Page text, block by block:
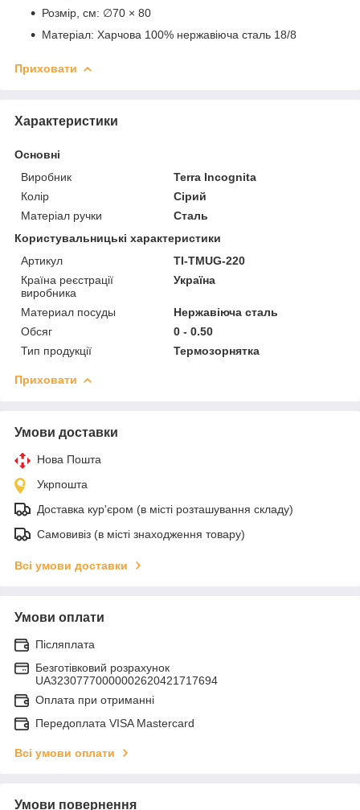
Розмір, см: ∅70 × 80
Матеріал: Харчова 100% нержавіюча сталь 18/8
Приховати
Характеристики
Основні
Виробник
Terra Incognita
Колір
Сірий
Матеріал ручки
Сталь
Користувальницькі характеристики
Артикул
TI-TMUG-220
Країна реєстрації
виробника
Україна
Материал посуды
Нержавіюча сталь
Обсяг
0 - 0.50
Тип продукції
Термозорнятка
Приховати
Умови доставки
Нова Пошта
Укрпошта
Доставка кур'єром (в місті розташування складу)
Самовивіз (в місті знаходження товару)
Всі умови доставки
Умови оплати
Післяплата
Безготівковий розрахунок
UA32307770000002620421717694
Оплата при отриманні
Передоплата VISA Mastercard
Всі умови оплати
Умови повернення